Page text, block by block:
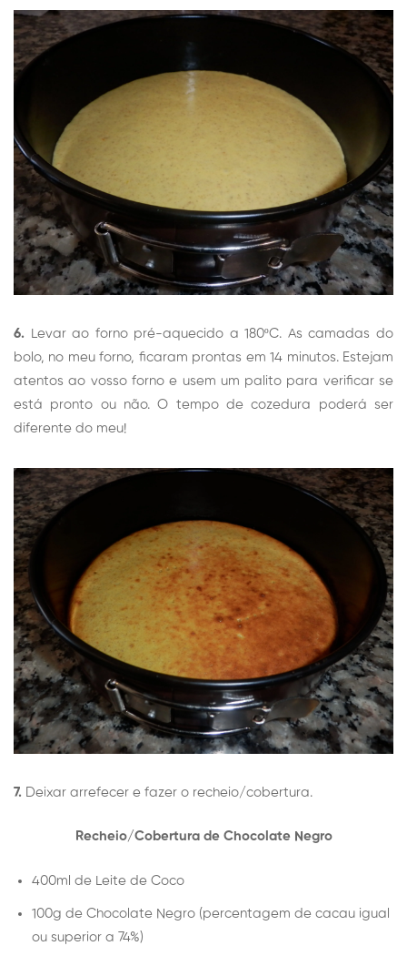
6. Levar ao forno pré-aquecido a 180ºC. As camadas do
bolo, no meu forno, ficaram prontas em 14 minutos. Estejam
atentos ao vosso forno e usem um palito para verificar se
está pronto ou não. O tempo de cozedura poderá ser
diferente do meu!
7. Deixar arrefecer e fazer o recheio/cobertura.
Recheio/Cobertura de Chocolate Negro
400ml de Leite de Coco
100g de Chocolate Negro (percentagem de cacau igual
ou superior a 74%)